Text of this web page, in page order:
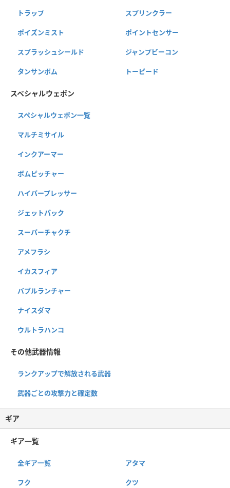
トラップ スプリンクラー
ポイズンミスト ポイントセンサー
スプラッシュシールド ジャンプビーコン
タンサンボム トーピード
スペシャルウェポン
スペシャルウェポン一覧
マルチミサイル
インクアーマー
ボムピッチャー
ハイパープレッサー
ジェットパック
スーパーチャクチ
アメフラシ
イカスフィア
バブルランチャー
ナイスダマ
ウルトラハンコ
その他武器情報
ランクアップで解放される武器
武器ごとの攻撃力と確定数
ギア
ギア一覧
全ギア一覧 アタマ
フク クツ